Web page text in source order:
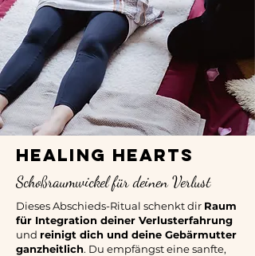
HEALING HEARTS
Schoßraumwickel für deinen Verlust
Dieses Abschieds-Ritual schenkt dir Raum
für Integration deiner Verlusterfahrung
und reinigt dich und deine Gebärmutter
ganzheitlich. Du empfängst eine sanfte,